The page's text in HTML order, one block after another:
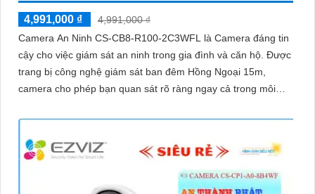
4,991,000 ₫
4,991,000 ₫
Camera An Ninh CS-CB8-R100-2C3WFL là Camera đáng tin
cậy cho việc giám sát an ninh trong gia đình và căn hộ. Được
trang bị công nghệ giám sát ban đêm Hồng Ngoại 15m,
camera cho phép bạn quan sát rõ ràng ngay cả trong môi